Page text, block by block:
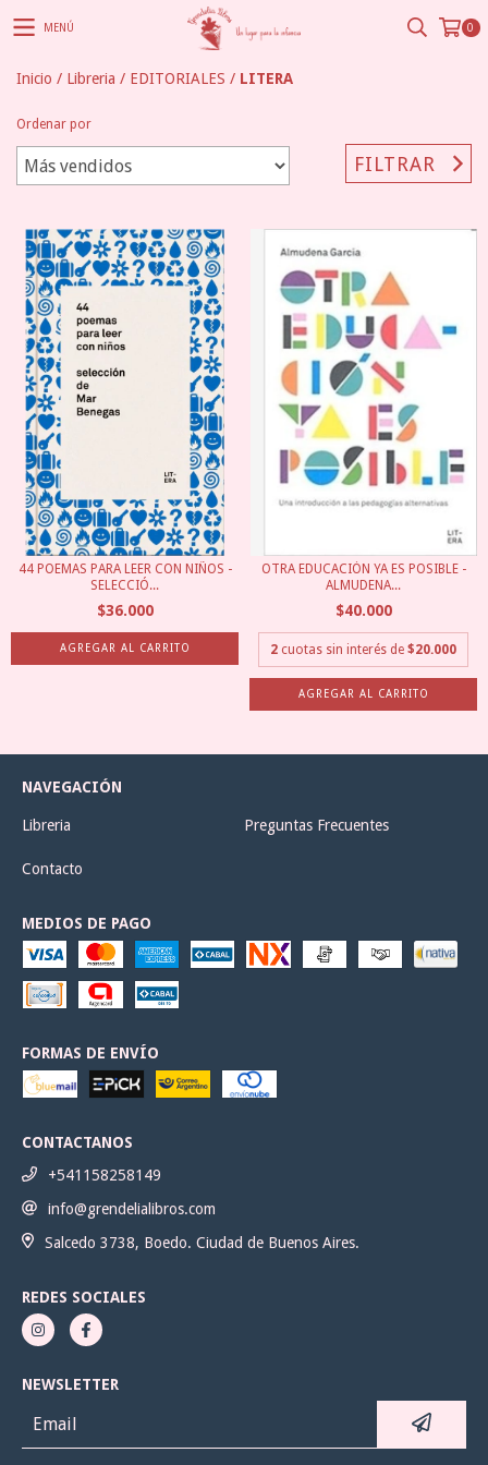
MENÚ 0
Inicio / Libreria / EDITORIALES / LITERA
Ordenar por
FILTRAR
44 POEMAS PARA LEER CON NIÑOS -
SELECCIÓ...
$36.000
OTRA EDUCACIÓN YA ES POSIBLE -
ALMUDENA...
$40.000
2 cuotas sin interés de $20.000
NAVEGACIÓN
Libreria Preguntas Frecuentes
Contacto
MEDIOS DE PAGO
FORMAS DE ENVÍO
CONTACTANOS
+541158258149
info@grendelialibros.com
Salcedo 3738, Boedo. Ciudad de Buenos Aires.
REDES SOCIALES
NEWSLETTER